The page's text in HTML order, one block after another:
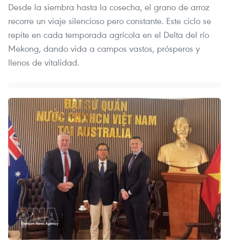
Desde la siembra hasta la cosecha, el grano de arroz
recorre un viaje silencioso pero constante. Este ciclo se
repite en cada temporada agrícola en el Delta del río
Mekong, dando vida a campos vastos, prósperos y
llenos de vitalidad.